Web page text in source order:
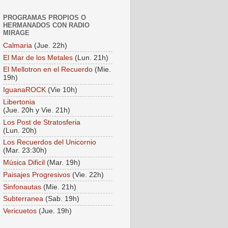
PROGRAMAS PROPIOS O
HERMANADOS CON RADIO
MIRAGE
Calmaria (Jue. 22h)
El Mar de los Metales (Lun. 21h)
El Mellotron en el Recuerdo (Mie.
19h)
IguanaROCK (Vie 10h)
Libertonia
(Jue. 20h y Vie. 21h)
Los Post de Stratosferia
(Lun. 20h)
Los Recuerdos del Unicornio
(Mar. 23:30h)
Música Dificil (Mar. 19h)
Paisajes Progresivos (Vie. 22h)
Sinfonautas (Mie. 21h)
Subterranea (Sab. 19h)
Vericuetos (Jue. 19h)